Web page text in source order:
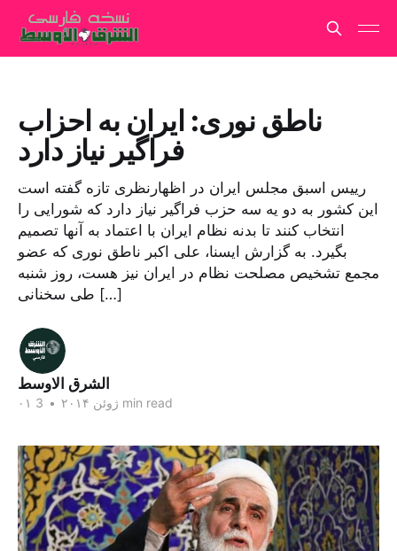
ناطق نوری: ایران به احزاب
فراگیر نیاز دارد
رییس اسبق مجلس ایران در اظهارنظری تازه گفته است
این کشور به دو یه سه حزب فراگیر نیاز دارد که شورایی را
انتخاب کنند تا بدنه نظام ایران با اعتماد به آنها تصمیم
بگیرد. به گزارش ایسنا، علی اکبر ناطق نوری که عضو
مجمع تشخیص مصلحت نظام در ایران نیز هست، روز شنبه
طی سخنانی […]
الشرق الاوسط
۰۱ ژوئن ۲۰۱۴ • 3 min read